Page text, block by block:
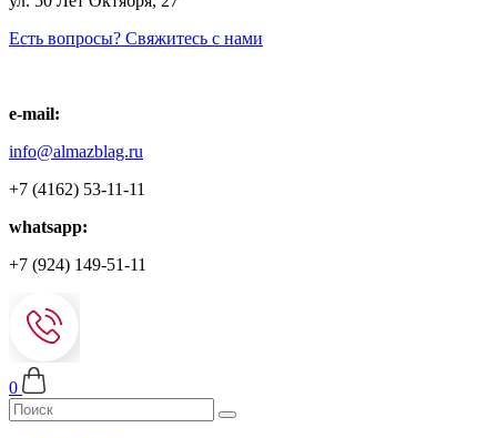
Есть вопросы? Свяжитесь с нами
e-mail:
info@almazblag.ru
+7 (4162) 53-11-11
whatsapp:
+7 (924) 149-51-11
0